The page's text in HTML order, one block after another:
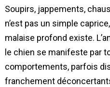
Soupirs, jappements,
n’est pas un simple
malaise profond existe.
le chien se manifeste par
comportements, parfois
franchement